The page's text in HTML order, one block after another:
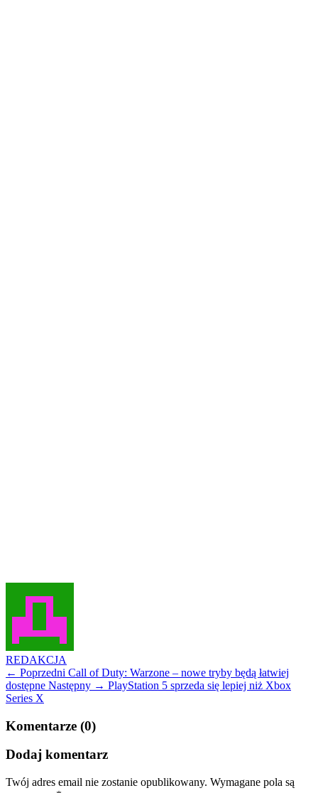
REDAKCJA
← Poprzedni Call of Duty: Warzone – nowe tryby będą łatwiej
dostępne Następny → PlayStation 5 sprzeda się lepiej niż Xbox
Series X
Komentarze (0)
Dodaj komentarz
Twój adres email nie zostanie opublikowany. Wymagane pola są